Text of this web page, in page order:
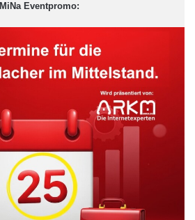
MiNa Eventpromo: